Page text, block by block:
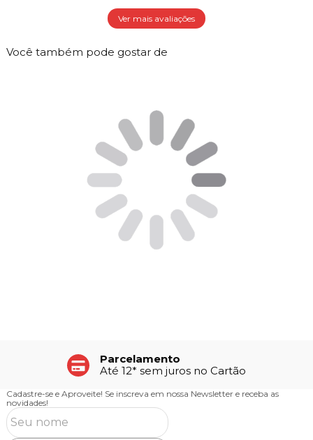
Ver mais avaliações
Você também pode gostar de
Parcelamento
Até 12* sem juros no Cartão
Cadastre-se e Aproveite! Se inscreva em nossa Newsletter e receba as
novidades!